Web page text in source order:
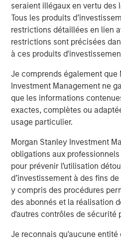
seraient illégaux en vertu des
Tous les produits
restrictions détaillées en lien
restrictions sont précisées
à ces produits
Je comprends également que
Investment Management ne
que les informations
exactes, complètes ou
usage particulier.
Morgan Stanley Investment
obligations aux
pour prévenir l’utilisation
d’investissement à des fins
y compris des procédures
des abonnés et la réalisation
d'autres contrôles de sécurité
Je reconnais qu'aucune entité
Grass Valley’s innovation
during an industry-wide
the AMPP ecosystem.”
About Grass Valley
Grass Valley
is the leading
the media and entertainment
world’s top media brands,
content producers to deliver
through best-in-class
that improve efficiency and
customers across the globe,
forefront of groundbreaking
continues to create the future
Headquartered in Montreal,
engaged in the media
years. For more information
grassvalley.com.
About Morgan Stanley Private